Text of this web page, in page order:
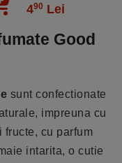
490 Lei
Good
sunt confectionate
impreuna cu
cu parfum
intarita, o cutie